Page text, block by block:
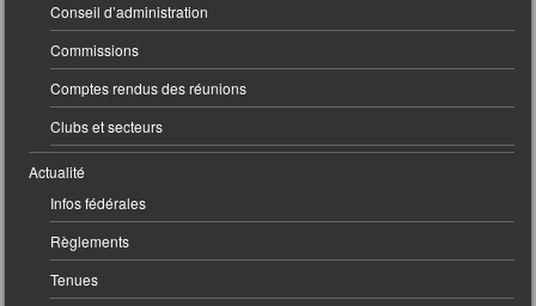
Conseil d’administration
Commissions
Comptes rendus des réunions
Clubs et secteurs
Actualité
Infos fédérales
Règlements
Tenues